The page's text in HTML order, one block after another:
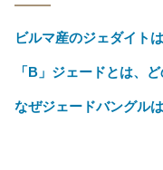
ビルマ産のジェダイト
「B」ジェードとは、
なぜジェードバングル